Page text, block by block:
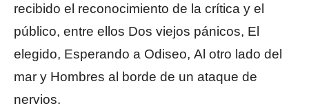
recibido el reconocimiento de la crítica y el
público, entre ellos Dos viejos pánicos, El
elegido, Esperando a Odiseo, Al otro lado del
mar y Hombres al borde de un ataque de
nervios.